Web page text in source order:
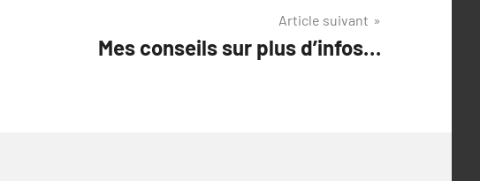
Article suivant
Mes conseils sur plus d’infos…